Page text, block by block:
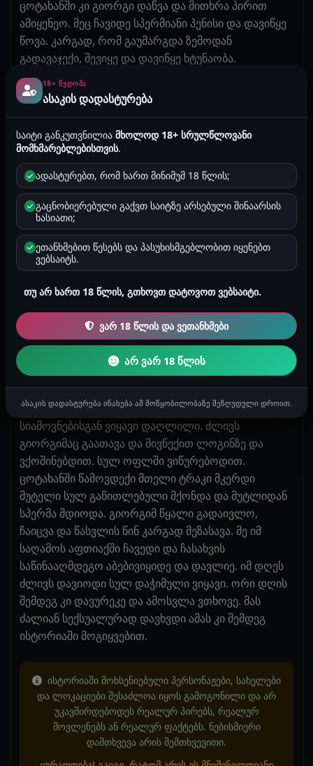
ცოტახანში კი გიორგი დაწვა და მითხრა პირით
ამიყენეო. მეც ჩავიდე სპერმიანი პენისი და დავიწყე
წოვა. კარგად, რომ გაუმარგდა ზემოდან
გადავაჯექი, შევიყე და დავიწყე ხტუნაობა.
ბოლომდე ვასკდებოდი პენისს ჩემი ძუძუები ზემოთ
ქვემოთ ფამფალებდა. ვკვნესოდი ბოლო ხმაზე.
ალბათ ჩემს მეზობლებსაც ესმოდათ ჩემი კივილ
წივილი. გიორგი ტრაკზე და ძუძუებზე მირტყავდა
სულ ამიწითლა. თან ყვიროდა მიდი არ გაჩერდე
გაგიხევ მუტელსო. მეც ვყვიროდი არ დამინდო
ბოლომდე მიხმარე თქო და გავათავე. პენისს
ბოლომდე დავასკდი და მთელი სხეულით
ვკანკალებდი. გიორგიც წამოიწია ხელები მომხვია
და გიორგიმაც შემასხა. ცრემლები მდიოდა უკვე
ისეთი ორგაზმი მქონდა. შემდეგ კიდევ ცოტახანს
დავისვენეთ. გვერდულად ვიწექი გიორგიც
გვერდულად მომიწვა, ფეხი ამიწია და ისევ შემიდო.
გიჟივით, ძალიან სწრაფად და ბოლომდე მიდებდა.
ცოტახანს ასე მჟიმავდა შემდეგ მუცელზე დამაწვინა
დაა ისე შემიდო. მისი ყვერები ჩემს ტრაკს
ერტყმეოდა და მთელს სახლში ჩემი კვნესა კივილის
და ტყაპატყუპის ხმა ისმოდა. გიორგი დიდხანს
მოუნდა გათავებას მე ორჯერ გავათავე და
ვეხვეწეობდი, მორჩი აღარ შემიძლია თქო.
სიამოვნებისგან ვიყავი დაღლილი. ძლივს
გიორგიმაც გაათავა და მივწექით ლოგინზე და
ვქოშინებდით. სულ ოფლში ვიწურებოდით.
ცოტახანში წამოვდექი მთელი ტრაკი მკერდი
მუტელი სულ გაწითლებული მქონდა და მუტლიდან
სპერმა მდიოდა. გიორგიმ წყალი გადაივლო,
ჩაიცვა და წასვლის წინ კარგად მეზასავა. მე იმ
საღამოს აფთიაქში ჩავედი და ჩასახვის
საწინააღმდეგო აბებივიყიდე და დავლიე. იმ დღეს
ძლივს დავიოდი სულ დაჭიმული ვიყავი. ორი დღის
შემდეგ კი დავურეკე და ამოსვლა ვთხოვე. მას
ძალიან სექსუალურად დავხვდი ამას კი შემდეგ
ისტორიაში მოგიყვებით.
ისტორიაში მოხსენიებული პერსონაჟები, სახელები
და ლოკაციები შესაძლოა იყოს გამოგონილი და არ
უკავშირდებოდეს რეალურ პირებს, რეალურ
მოვლენებს ან რეალურ ფაქტებს. ნებისმიერი
დამთხვევა არის შემთხვევითი.
18+ ᲬᲕᲓᲝᲛᲐ
ასაკის დადასტურება
საიტი განკუთვნილიამხოლოდ 18+ სრულწლოვანი
მომხმარებლებისთვის.
ადასტურებთ, რომ ხართ მინიმუმ 18 წლის;
გაცნობიერებული გაქვთ საიტზე არსებული შინაარსის
ხასიათი;
ეთანხმებით წესებს და პასუხისმგებლობით იყენებთ
ვებსაიტს.
თუ არ ხართ 18 წლის, გთხოვთ დატოვოთ ვებსაიტი.
ვარ 18 წლის და ვეთანხმები
არ ვარ 18 წლის
ასაკის დადასტურება ინახება ამ მოწყობილობაზე შეზღუდული დროით.